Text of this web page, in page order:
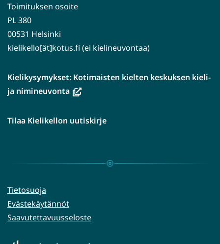
Toimituksen osoite
PL 380
00531 Helsinki
kielikello[ät]kotus.fi (ei kielineuvontaa)
Kielikysymykset: Kotimaisten kielten keskuksen kieli-
ja nimineuvonta(avautuu
ikkunaan,
palveluun)
Tilaa Kielikellon uutiskirje
Tietosuoja
Evästekäytännöt
Saavutettavuusseloste